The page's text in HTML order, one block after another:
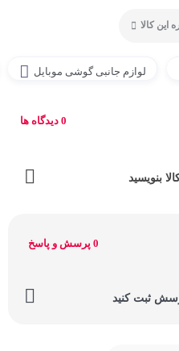
این کالا
لوازم جانبی گوشی موبایل
0 دیدگاه ها
بنویسید
0 پرسش و پاسخ
ثبت کنید